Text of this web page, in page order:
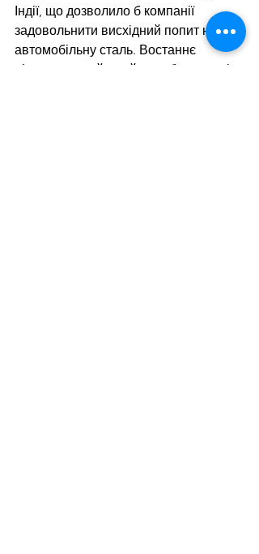
Індії, що дозволило б компанії
задовольнити висхідний попит на
автомобільну сталь. Востаннє
південнокорейський виробник сталі